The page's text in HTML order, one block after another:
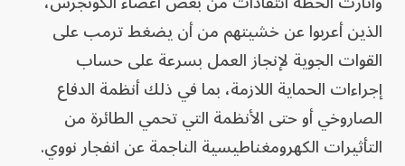
الذين أعربوا عن خشيتهم من أن يضغط ترمب على
القوات الجوية لإنجاز العمل بسرعة على حساب
إجراءات الحماية اللازمة، بما في ذلك أنظمة الدفاع
الصاروخي أو حتى الأنظمة التي تحمي الطائرة من
التأثيرات الكهرومغناطيسية الناجمة عن انفجار نووي.